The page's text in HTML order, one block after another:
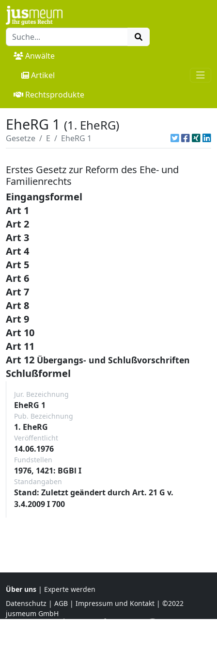
Anwälte
Artikel
Rechtsprodukte
EheRG 1 (1. EheRG)
Gesetze E EheRG 1
Erstes Gesetz zur Reform des Ehe- und
Familienrechts
Eingangsformel
Art 1
Art 2
Art 3
Art 4
Art 5
Art 6
Art 7
Art 8
Art 9
Art 10
Art 11
Art 12 Übergangs- und Schlußvorschriften
Schlußformel
Jur. Bezeichnung
EheRG 1
Pub. Bezeichnung
1. EheRG
Veröffentlicht
14.06.1976
Fundstellen
1976, 1421: BGBl I
Standangaben
Stand: Zuletzt geändert durch Art. 21 G v.
3.4.2009 I 700
Über uns | Experte werden
Datenschutz | AGB | Impressum und Kontakt | ©2022
jusmeum GmbH